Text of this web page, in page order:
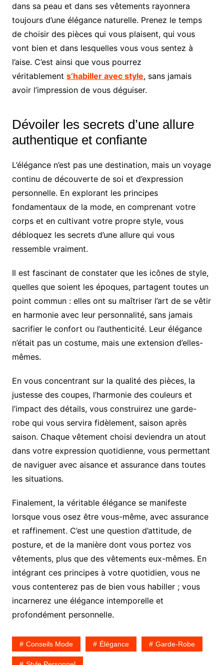
dans sa peau et dans ses vêtements rayonnera
toujours d’une élégance naturelle. Prenez le temps
de choisir des pièces qui vous plaisent, qui vous
vont bien et dans lesquelles vous vous sentez à
l’aise. C’est ainsi que vous pourrez
véritablement s’habiller avec style, sans jamais
avoir l’impression de vous déguiser.
Dévoiler les secrets d’une allure
authentique et confiante
L’élégance n’est pas une destination, mais un voyage
continu de découverte de soi et d’expression
personnelle. En explorant les principes
fondamentaux de la mode, en comprenant votre
corps et en cultivant votre propre style, vous
débloquez les secrets d’une allure qui vous
ressemble vraiment.
Il est fascinant de constater que les icônes de style,
quelles que soient les époques, partagent toutes un
point commun : elles ont su maîtriser l’art de se vêtir
en harmonie avec leur personnalité, sans jamais
sacrifier le confort ou l’authenticité. Leur élégance
n’était pas un costume, mais une extension d’elles-
mêmes.
En vous concentrant sur la qualité des pièces, la
justesse des coupes, l’harmonie des couleurs et
l’impact des détails, vous construirez une garde-
robe qui vous servira fidèlement, saison après
saison. Chaque vêtement choisi deviendra un atout
dans votre expression quotidienne, vous permettant
de naviguer avec aisance et assurance dans toutes
les situations.
Finalement, la véritable élégance se manifeste
lorsque vous osez être vous-même, avec assurance
et raffinement. C’est une question d’attitude, de
posture, et de la manière dont vous portez vos
vêtements, plus que des vêtements eux-mêmes. En
intégrant ces principes à votre quotidien, vous ne
vous contenterez pas de bien vous habiller ; vous
incarnerez une élégance intemporelle et
profondément personnelle.
Conseils Mode Élégance Garde-Robe